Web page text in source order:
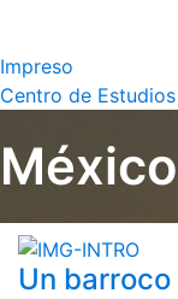
Impreso
Centro de
Un